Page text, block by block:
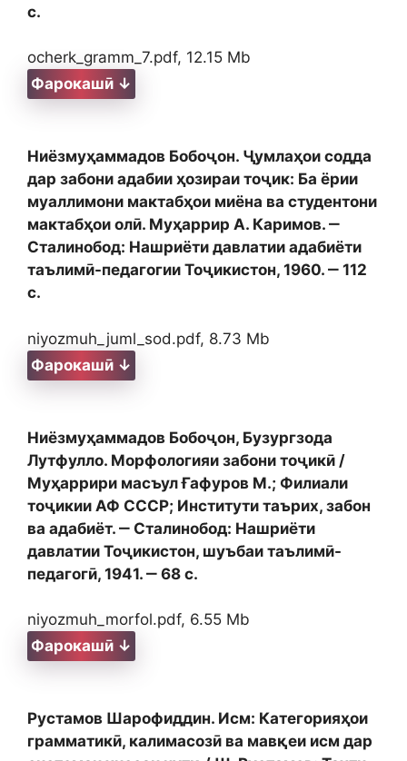
с.
ocherk_gramm_7.pdf, 12.15 Mb
Фарокашӣ ↓
Ниёзмуҳаммадов Бобоҷон. Ҷумлаҳои содда
дар забони адабии ҳозираи тоҷик: Ба ёрии
муаллимони мактабҳои миёна ва студентони
мактабҳои олӣ. Муҳаррир А. Каримов. ‒
Сталинобод: Нашриёти давлатии адабиёти
таълимӣ-педагогии Тоҷикистон, 1960. ‒ 112
с.
niyozmuh_juml_sod.pdf, 8.73 Mb
Фарокашӣ ↓
Ниёзмуҳаммадов Бобоҷон, Бузургзода
Лутфулло. Морфологияи забони тоҷикӣ /
Муҳаррири масъул Ғафуров М.; Филиали
тоҷикии АФ СССР; Институти таърих, забон
ва адабиёт. ‒ Сталинобод: Нашриёти
давлатии Тоҷикистон, шуъбаи таълимӣ-
педагогӣ, 1941. ‒ 68 с.
niyozmuh_morfol.pdf, 6.55 Mb
Фарокашӣ ↓
Рустамов Шарофиддин. Исм: Категорияҳои
грамматикӣ, калимасозӣ ва мавқеи исм дар